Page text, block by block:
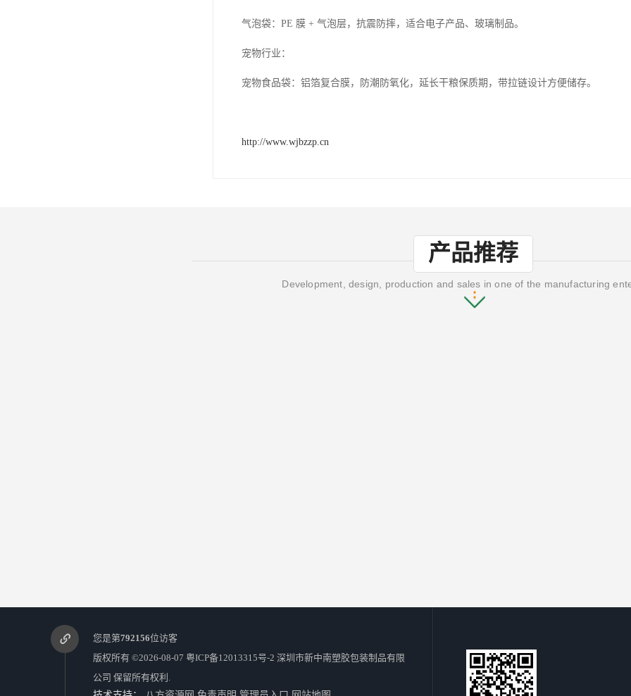
气泡袋：PE 膜 + 气泡层，抗震防摔，适合电子产品、玻璃制品。
宠物行业：
宠物食品袋：铝箔复合膜，防潮防氧化，延长干粮保质期，带拉链设计方便储存。
http://www.wjbzzp.cn
产品推荐
Development, design, production and sales in one of the manufacturing
您是第792156位访客
版权所有 ©2026-08-07 粤ICP备12013315号-2 深圳市新中南塑胶包装制品有限
公司 保留所有权利.